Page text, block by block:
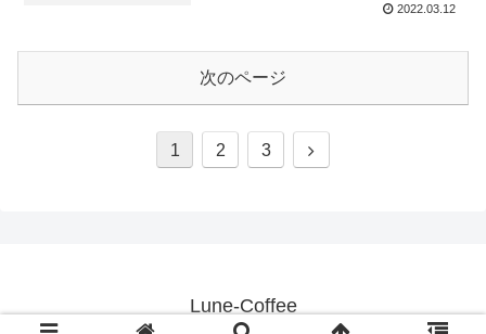
2022.03.12
次のページ
1 2 3
Lune-Coffee